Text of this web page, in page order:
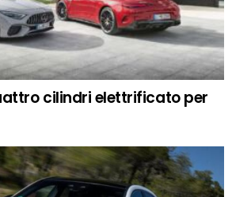
cilindri elettrificato per